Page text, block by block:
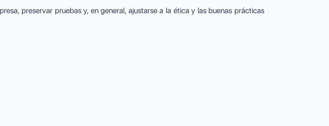
preservar pruebas y, en general, ajustarse a la ética y las buenas prácticas